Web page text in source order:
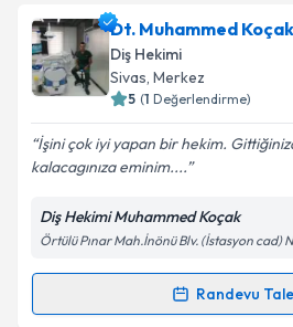
Takvim Talebini
Dt. Ayberk Şafak Benliiçin
oluşturun. Size bu uzmandan
takvim hazırlandığında e-
Kişisel verilerimin
Metni'ni okudum ve kişisel
kapsamda işlenmesini
Dt. Muhammed Koçak
Diş Hekimi
Sivas, Merkez
5 (1 Değerlendirme)
İşini çok iyi yapan bir hekim.
kalacagınıza eminim....
Diş Hekimi Muhammed Koçak
Örtülü Pınar Mah.İnönü Blv. (İstasyon cad)
Randevu
Randevu Takvimi Talebi